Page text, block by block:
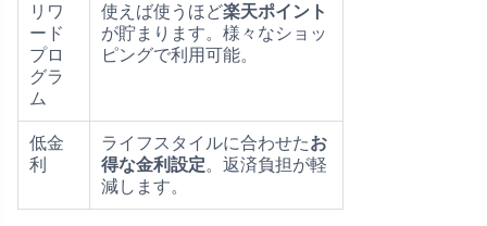
リワ
ード
プロ
グラ
ム
使えば使うほど楽天ポイント
が貯まります。様々なショッ
ピングで利用可能。
低金
利
ライフスタイルに合わせたお
得な金利設定。返済負担が軽
減します。